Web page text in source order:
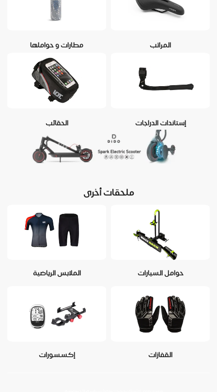
المراتب مطارات و حواملها
إستاندات الدراجات الحقائب
ملحقات أخرى
حوامل السيارات الملابس الرياضية
القفازات إكسسورات